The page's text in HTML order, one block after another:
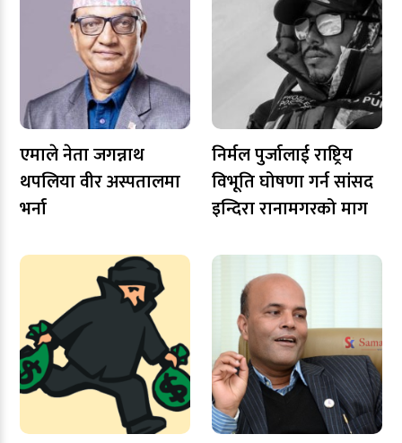
एमाले नेता जगन्नाथ
थपलिया वीर अस्पतालमा
भर्ना
निर्मल पुर्जालाई राष्ट्रिय
विभूति घोषणा गर्न सांसद
इन्दिरा रानामगरको माग